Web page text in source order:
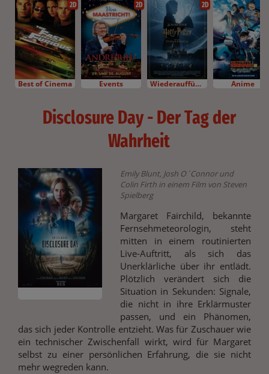
2D
Best of Cinema
2D
Events
2D
Wiederaufführung Anime
Disclosure Day - Der Tag der
Wahrheit
Emily Blunt, Josh O´Connor und
Colin Firth in einem Film von Steven
Spielberg
Margaret Fairchild, bekannte
Fernsehmeteorologin, steht
mitten in einem routinierten
Live-Auftritt, als sich das
Unerklärliche über ihr entlädt.
Plötzlich verändert sich die
Situation in Sekunden: Signale,
die nicht in ihre Erklärmuster
passen, und ein Phänomen,
das sich jeder Kontrolle entzieht. Was für Zuschauer wie
ein technischer Zwischenfall wirkt, wird für Margaret
selbst zu einer persönlichen Erfahrung, die sie nicht
mehr wegreden kann.